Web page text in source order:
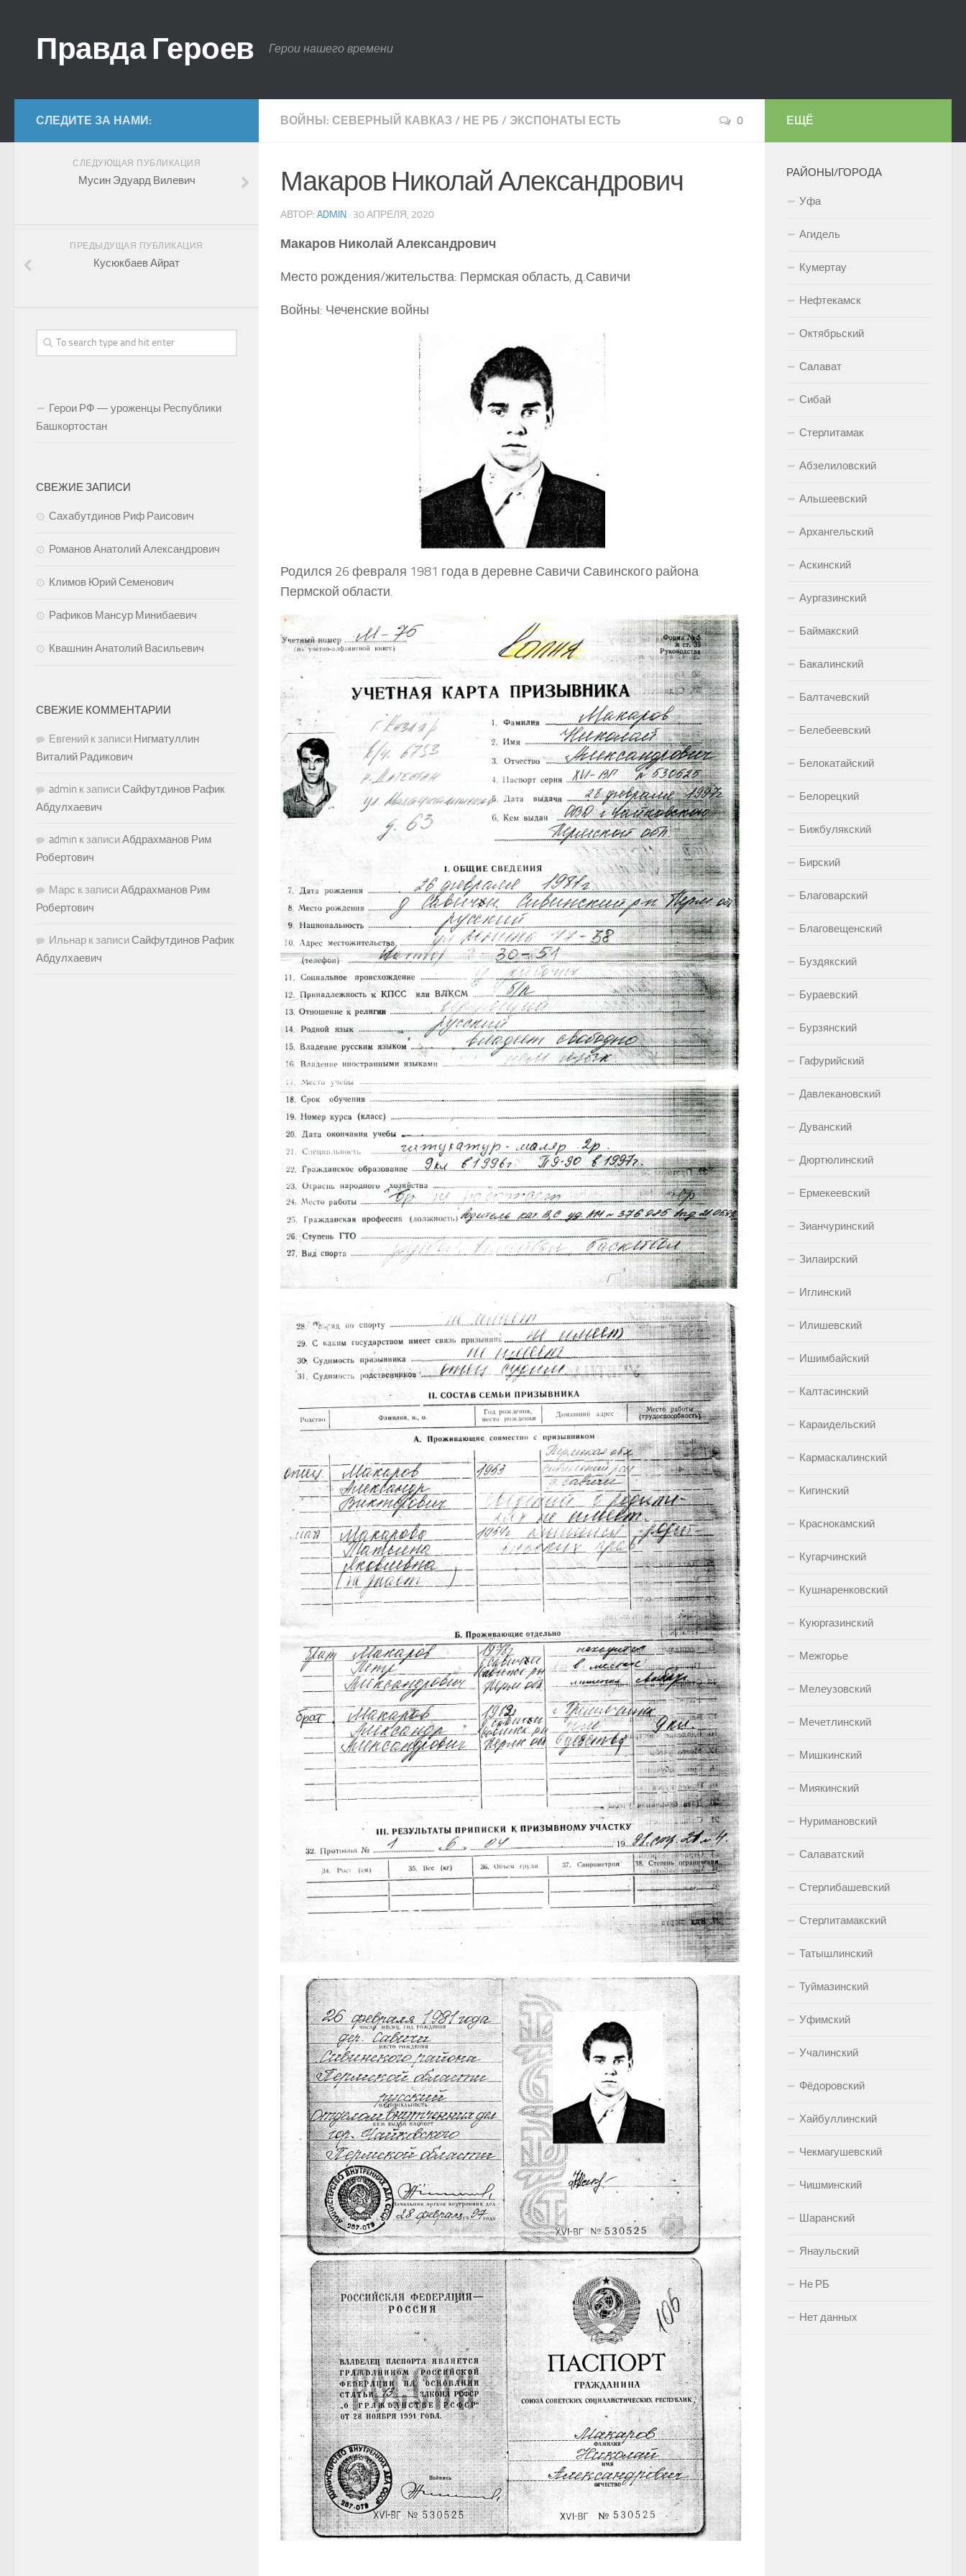
Правда Героев Герои нашего времени
ВОЙНЫ: СЕВЕРНЫЙ КАВКАЗ / НЕ РБ / ЭКСПОНАТЫ ЕСТЬ 0
Макаров Николай Александрович
АВТОР: ADMIN · 30 АПРЕЛЯ, 2020
Макаров Николай Александрович
Место рождения/жительства: Пермская область, д.Савичи
Войны: Чеченские войны
Родился 26 февраля 1981 года в деревне Савичи Савинского района
Пермской области.
СЛЕДИТЕ ЗА НАМИ:
СЛЕДУЮЩАЯ ПУБЛИКАЦИЯ
Мусин Эдуард Вилевич
ПРЕДЫДУЩАЯ ПУБЛИКАЦИЯ
Кусюкбаев Айрат
Герои РФ — уроженцы Республики
Башкортостан
СВЕЖИЕ ЗАПИСИ
Сахабутдинов Риф Раисович
Романов Анатолий Александрович
Климов Юрий Семенович
Рафиков Мансур Минибаевич
Квашнин Анатолий Васильевич
СВЕЖИЕ КОММЕНТАРИИ
Евгений к записи Нигматуллин
Виталий Радикович
admin к записиСайфутдинов Рафик
Абдулхаевич
admin к записиАбдрахманов Рим
Робертович
Марс к записиАбдрахманов Рим
Робертович
Ильнар к записиСайфутдинов Рафик
Абдулхаевич
ЕЩЁ
РАЙОНЫ/ГОРОДА
Уфа
Агидель
Кумертау
Нефтекамск
Октябрьский
Салават
Сибай
Стерлитамак
Абзелиловский
Альшеевский
Архангельский
Аскинский
Аургазинский
Баймакский
Бакалинский
Балтачевский
Белебеевский
Белокатайский
Белорецкий
Бижбулякский
Бирский
Благоварский
Благовещенский
Буздякский
Бураевский
Бурзянский
Гафурийский
Давлекановский
Дуванский
Дюртюлинский
Ермекеевский
Зианчуринский
Зилаирский
Иглинский
Илишевский
Ишимбайский
Калтасинский
Караидельский
Кармаскалинский
Кигинский
Краснокамский
Кугарчинский
Кушнаренковский
Куюргазинский
Межгорье
Мелеузовский
Мечетлинский
Мишкинский
Миякинский
Нуримановский
Салаватский
Стерлибашевский
Стерлитамакский
Татышлинский
Туймазинский
Уфимский
Учалинский
Фёдоровский
Хайбуллинский
Чекмагушевский
Чишминский
Шаранский
Янаульский
Не РБ
Нет данных